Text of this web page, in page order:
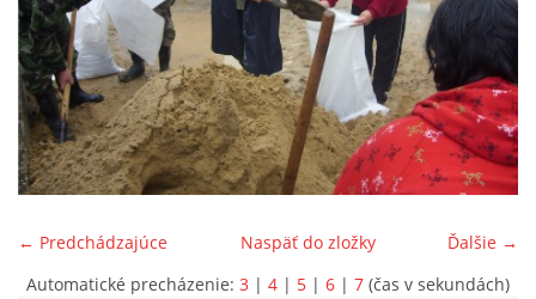
AKO SA STAŤ ČLENOM
FOTOALBUM
SPONZORI
← Predchádzajúce Ďalšie →
Naspäť do zložky
Automatické precházenie: 3 | 4 | 5 | 6 | 7 (čas v sekundách)